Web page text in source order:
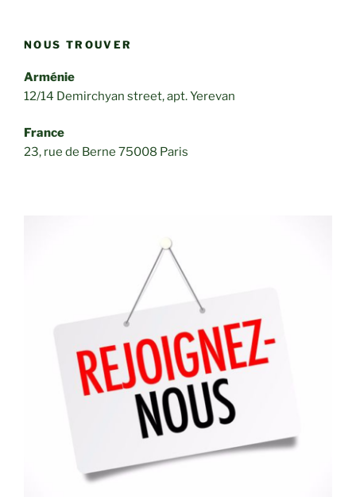
NOUS TROUVER
Arménie
12/14 Demirchyan street, apt. Yerevan
France
23, rue de Berne 75008 Paris